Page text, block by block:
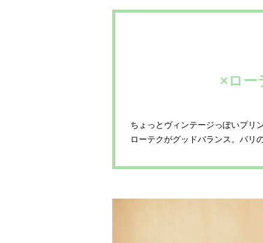
×ロー
ちょっとヴィンテージっぽいプリ
ローテクがグッドバランス。パリ